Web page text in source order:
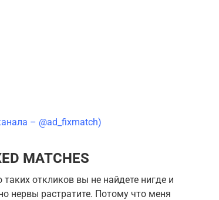
– @ad_fixmatch)
MATCHES
откликов вы не найдете нигде и
нервы растратите. Потому что меня